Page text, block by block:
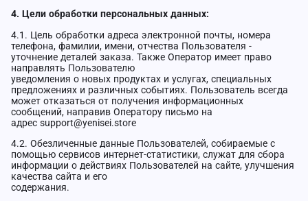
4. Цели обработки персональных данных:
4.1. Цель обработки адреса электронной почты, номера
телефона, фамилии, имени, отчества Пользователя -
уточнение деталей заказа. Также Оператор имеет право
направлять Пользователю
уведомления о новых продуктах и услугах, специальных
предложениях и различных событиях. Пользователь всегда
может отказаться от получения информационных
сообщений, направив Оператору письмо на
адрес support@yenisei.store
4.2. Обезличенные данные Пользователей, собираемые с
помощью сервисов интернет-статистики, служат для сбора
информации о действиях Пользователей на сайте, улучшения
качества сайта и его
содержания.